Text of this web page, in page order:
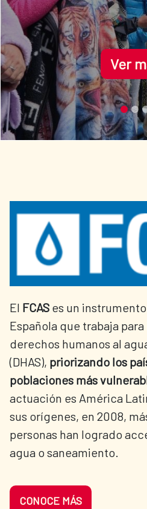
El FCAS es un
Española que trabaja
derechos humanos al
(DHAS), priorizando los
poblaciones más
actuación es América
sus orígenes, en 2008,
personas han logrado
agua o saneamiento.
CONOCE MÁS